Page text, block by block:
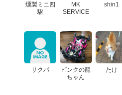
燻製ミニ四
駆
MK
SERVICE
shin1
サクパ
ピンクの龍
ちゃん
たけ